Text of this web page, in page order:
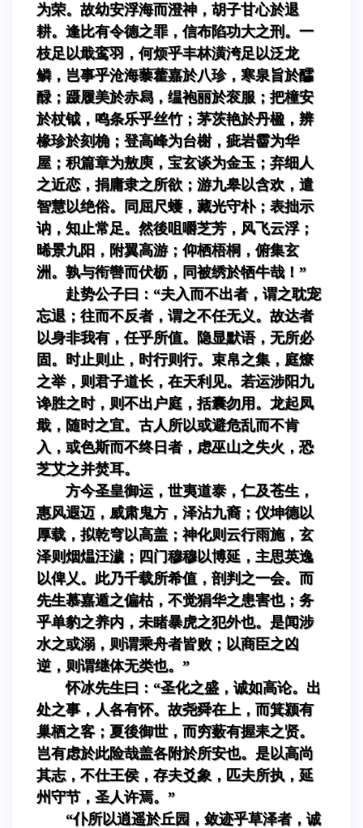
为荣。故幼安浮海而澄神，胡子甘心於退
耕。逢比有令德之罪，信布陷功大之刑。一
枝足以戢鸾羽，何烦乎丰林潢洿足以泛龙
鳞，岂事乎沧海藜藿嘉於八珍，寒泉旨於醽
醁；蹑履美於赤舄，缊袍丽於衮服；把橦安
於杖钺，鸣条乐乎丝竹；茅茨艳於丹楹，辨
椽珍於刻桷；登高峰为台榭，疵岩霤为华
屋；积篇章为敖庾，宝玄谈为金玉；弃细人
之近恋，捐庸隶之所欲；游九皋以含欢，遣
智慧以绝俗。同屈尺蠖，藏光守朴；表拙示
讷，知止常足。然後咀嚼芝芳，风飞云浮；
晞景九阳，附翼高游；仰栖梧桐，俯集玄
洲。孰与衔辔而伏枥，同被绣於牺牛哉！”
赴势公子曰：“夫入而不出者，谓之耽宠
忘退；往而不反者，谓之不任无义。故达者
以身非我有，任乎所值。隐显默语，无所必
固。时止则止，时行则行。束帛之集，庭燎
之举，则君子道长，在天利见。若运涉阳九
谗胜之时，则不出户庭，括囊勿用。龙起凤
戢，随时之宜。古人所以或避危乱而不肯
入，或色斯而不终日者，虑巫山之失火，恐
芝艾之并焚耳。
方今圣皇御运，世夷道泰，仁及苍生，
惠风遐迈，威肃鬼方，泽沾九裔；仪坤德以
厚载，拟乾穹以高盖；神化则云行雨施，玄
泽则烟煴汪濊；四门穆穆以博延，主思英逸
以俾乂。此乃千载所希值，剖判之一会。而
先生慕嘉遁之偏枯，不觉狷华之患害也；务
乎单豹之养内，未睹暴虎之犯外也。是闻涉
水之或溺，则谓乘舟者皆败；以商臣之凶
逆，则谓继体无类也。”
怀冰先生曰：“圣化之盛，诚如高论。出
处之事，人各有怀。故尧舜在上，而箕颍有
巢栖之客；夏後御世，而穷薮有握耒之贤。
岂有虑於此险哉盖各附於所安也。是以高尚
其志，不仕王侯，存夫爻象，匹夫所执，延
州守节，圣人许焉。”
“仆所以逍遥於丘园，敛迹乎草泽者，诚